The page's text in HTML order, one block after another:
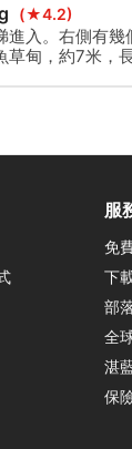
(★4.2)
進入。右側有幾
草甸，約7米，
服
免
下
部
全
湛
保